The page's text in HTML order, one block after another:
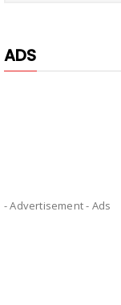
ADS
- Advertisement - Ads